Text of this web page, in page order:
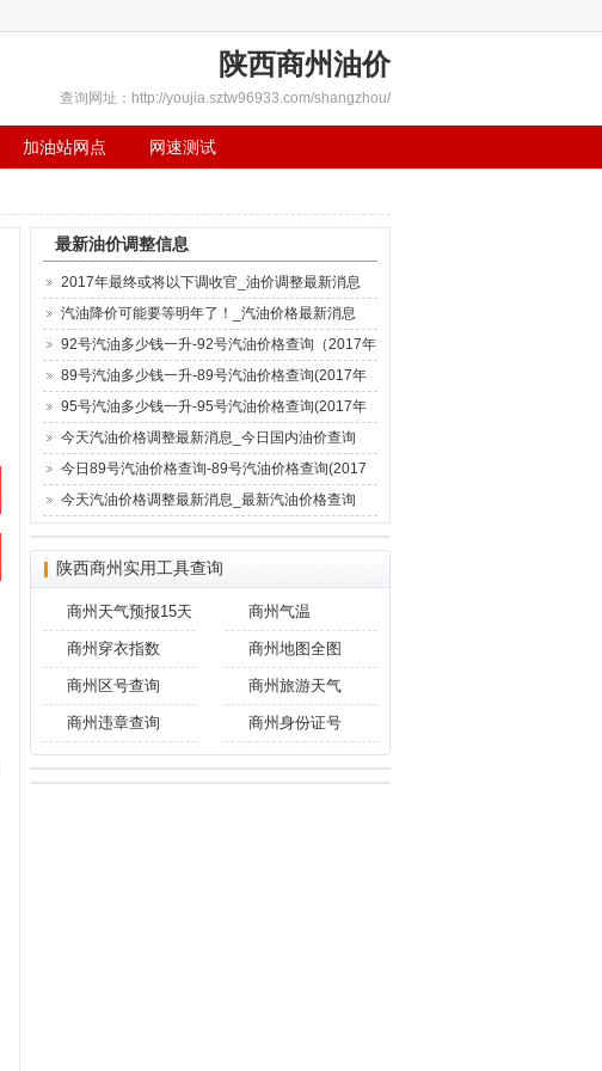
陕西商州油价
查询网址：http://youjia.sztw96933.com/shangzhou/
加油站网点 网速测试
最新油价调整信息
2017年最终或将以下调收官_油价调整最新消息
汽油降价可能要等明年了！_汽油价格最新消息
92号汽油多少钱一升-92号汽油价格查询（2017年
12月4日）
89号汽油多少钱一升-89号汽油价格查询(2017年
12月4日)
95号汽油多少钱一升-95号汽油价格查询(2017年
12月4日)
今天汽油价格调整最新消息_今日国内油价查询
(2017年12月4日)
今日89号汽油价格查询-89号汽油价格查询(2017
年11月29日)
今天汽油价格调整最新消息_最新汽油价格查询
陕西商州实用工具查询
商州天气预报15天 商州气温
商州穿衣指数 商州地图全图
商州区号查询 商州旅游天气
商州违章查询 商州身份证号